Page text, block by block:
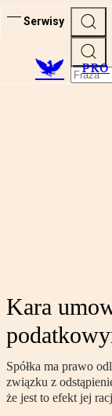
Serwisy
PRO
Kara
Spółka ma prawo
związku z
że jest to efekt jej